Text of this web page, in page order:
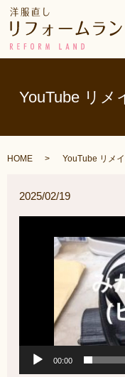
YouTube リメ
HOME YouTube リメ
2025/02/19
00:00